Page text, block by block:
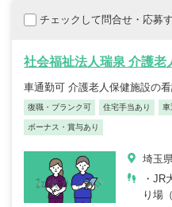
チェックして問合せ・応募
社会福祉法人瑞泉 介護老
車通勤可 介護老人保健施設の
復職・ブランク可 住宅手当あり 車
ボーナス・賞与あり
埼玉
・JR
り場